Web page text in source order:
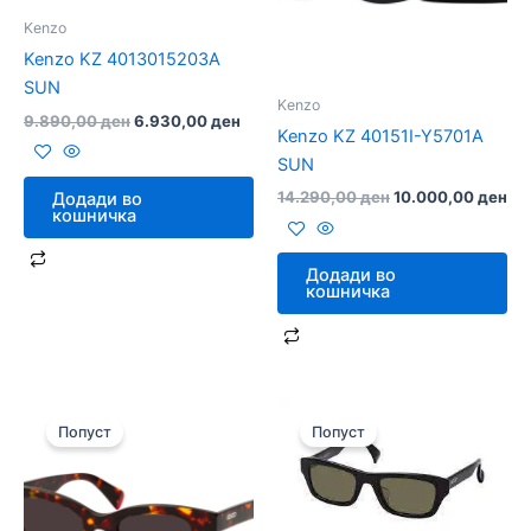
Kenzo
Kenzo KZ 4013015203A
SUN
9.890,00ден6.930,00ден
Додади во
кошничка
Kenzo
Kenzo KZ 40151I-Y5701A
SUN
14.290,00ден10.000,00ден
Додади во
кошничка
Попуст
8.400,00 ден.
Попуст
12.190,00 ден.